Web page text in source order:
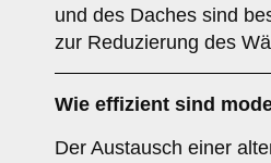
und des Daches sind
zur Reduzierung des
Wie effizient sind
Der Austausch einer